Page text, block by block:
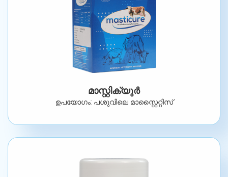
മാസ്റ്റിക്യുർ
ഉപയോഗം: പശുവിലെ മാസ്റ്റൈറ്റിസ്